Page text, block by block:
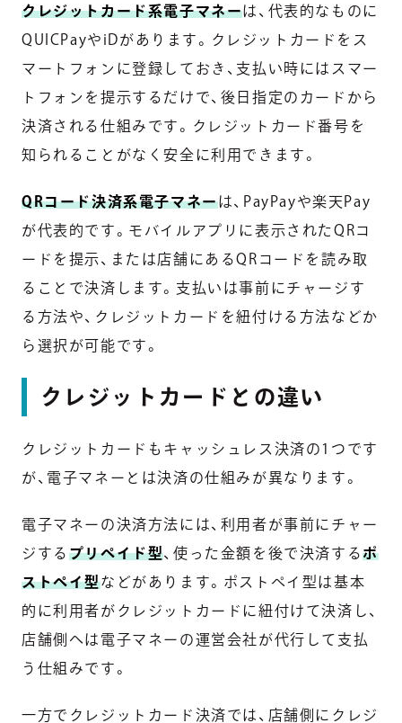
クレジットカード系電子マネーは、代表的なものに
QUICPayやiDがあります。クレジットカードをス
マートフォンに登録しておき、支払い時にはスマー
トフォンを提示するだけで、後日指定のカードから
決済される仕組みです。クレジットカード番号を
知られることがなく安全に利用できます。
QRコード決済系電子マネーは、PayPayや楽天Pay
が代表的です。モバイルアプリに表示されたQRコ
ードを提示、または店舗にあるQRコードを読み取
ることで決済します。支払いは事前にチャージす
る方法や、クレジットカードを紐付ける方法などか
ら選択が可能です。
クレジットカードとの違い
クレジットカードもキャッシュレス決済の1つです
が、電子マネーとは決済の仕組みが異なります。
電子マネーの決済方法には、利用者が事前にチャー
ジする プリペイド型、使った金額を後で決済するポ
ストペイ型などがあります。ポストペイ型は基本
的に利用者がクレジットカードに紐付けて決済し、
店舗側へは電子マネーの運営会社が代行して支払
う仕組みです。
一方でクレジットカード決済では、店舗側にクレジ